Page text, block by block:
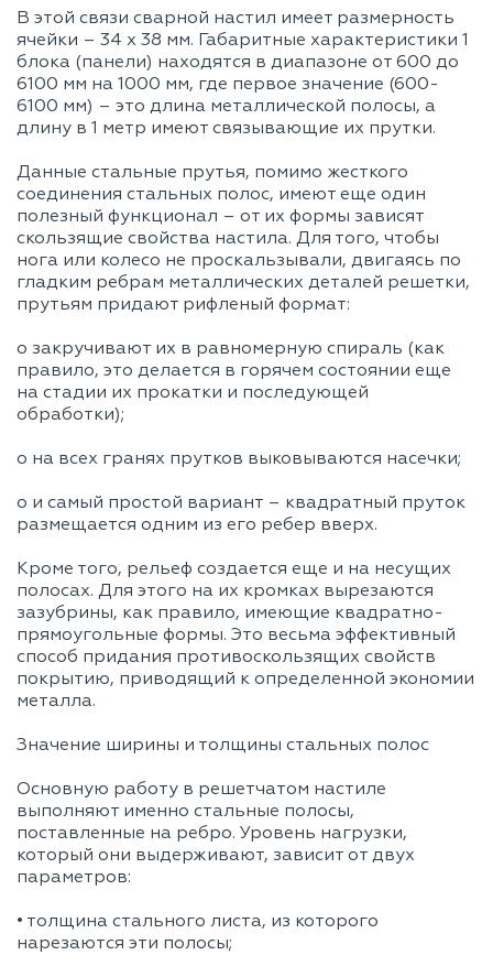
В этой связи сварной настил имеет размерность
ячейки – 34 х 38 мм. Габаритные характеристики 1
блока (панели) находятся в диапазоне от 600 до
6100 мм на 1000 мм, где первое значение (600-
6100 мм) – это длина металлической полосы, а
длину в 1 метр имеют связывающие их прутки.
Данные стальные прутья, помимо жесткого
соединения стальных полос, имеют еще один
полезный функционал – от их формы зависят
скользящие свойства настила. Для того, чтобы
нога или колесо не проскальзывали, двигаясь по
гладким ребрам металлических деталей решетки,
прутьям придают рифленый формат:
o закручивают их в равномерную спираль (как
правило, это делается в горячем состоянии еще
на стадии их прокатки и последующей
обработки);
o на всех гранях прутков выковываются насечки;
o и самый простой вариант – квадратный пруток
размещается одним из его ребер вверх.
Кроме того, рельеф создается еще и на несущих
полосах. Для этого на их кромках вырезаются
зазубрины, как правило, имеющие квадратно-
прямоугольные формы. Это весьма эффективный
способ придания противоскользящих свойств
покрытию, приводящий к определенной экономии
металла.
Значение ширины и толщины стальных полос
Основную работу в решетчатом настиле
выполняют именно стальные полосы,
поставленные на ребро. Уровень нагрузки,
который они выдерживают, зависит от двух
параметров:
• толщина стального листа, из которого
нарезаются эти полосы;